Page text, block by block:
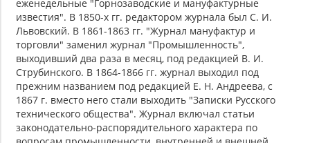
еженедельные "Горнозаводские и мануфактурные
известия". В 1850-х гг. редактором журнала был С. И.
Львовский. В 1861-1863 гг. "Журнал мануфактур и
торговли" заменил журнал "Промышленность",
выходивший два раза в месяц, под редакцией В. И.
Струбинского. В 1864-1866 гг. журнал выходил под
прежним названием под редакцией Е. Н. Андреева, с
1867 г. вместо него стали выходить "Записки Русского
технического общества". Журнал включал статьи
законодательно-распорядительного характера по